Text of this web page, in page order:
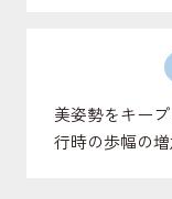
美姿勢をキー
行時の歩幅の